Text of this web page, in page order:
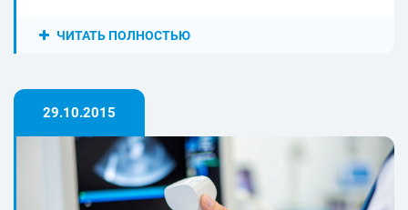
ЧИТАТЬ ПОЛНОСТЬЮ
29.10.2015